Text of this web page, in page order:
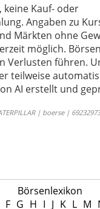
Kauf- oder
Angaben zu
Märkten ohne
möglich.
Verlusten führen.
teilweise
AI erstellt und
| boerse |
Börsenlexikon
F G H I J K L M